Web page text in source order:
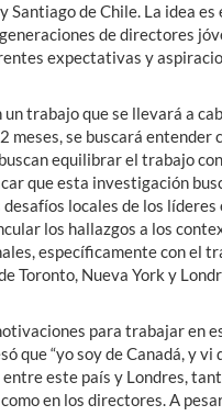
Santiago de Chile. La idea
de directores
expectativas y
un trabajo que se llevará a
meses, se buscará entender
equilibrar el trabajo
que esta investigación
desafíos locales de los líderes
los hallazgos a los
específicamente con el
Toronto, Nueva York y
para trabajar en
que “yo soy de Canadá, y vi
este país y Londres,
en los directores. A